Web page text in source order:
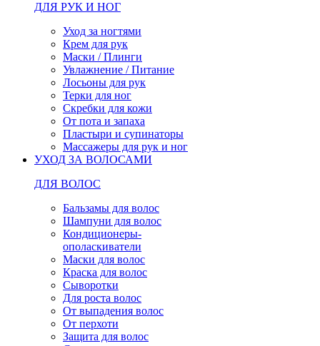
ДЛЯ РУК И НОГ
Уход за ногтями
Крем для рук
Маски / Плинги
Увлажнение / Питание
Лосьоны для рук
Терки для ног
Скребки для кожи
От пота и запаха
Пластыри и супинаторы
Массажеры для рук и ног
УХОД ЗА ВОЛОСАМИ
ДЛЯ ВОЛОС
Бальзамы для волос
Шампуни для волос
Кондиционеры-
ополаскиватели
Маски для волос
Краска для волос
Сыворотки
Для роста волос
От выпадения волос
От перхоти
Защита для волос